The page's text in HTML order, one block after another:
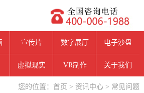
宣传片 数字展厅 电子沙盘
虚拟现实 VR制作 关于我们
您的位置： 首页 > 资讯中心 > 常见问题